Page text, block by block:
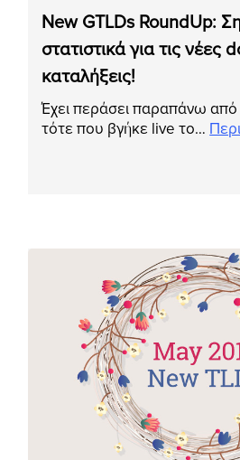
New GTLDs RoundUp:
στατιστικά για τις νέες
καταλήξεις!
Έχει περάσει παραπάνω
τότε που βγήκε live το…